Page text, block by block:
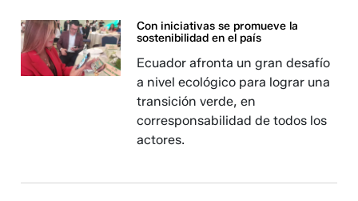
Con iniciativas se promueve la
sostenibilidad en el país
Ecuador afronta un gran desafío
a nivel ecológico para lograr una
transición verde, en
corresponsabilidad de todos los
actores.